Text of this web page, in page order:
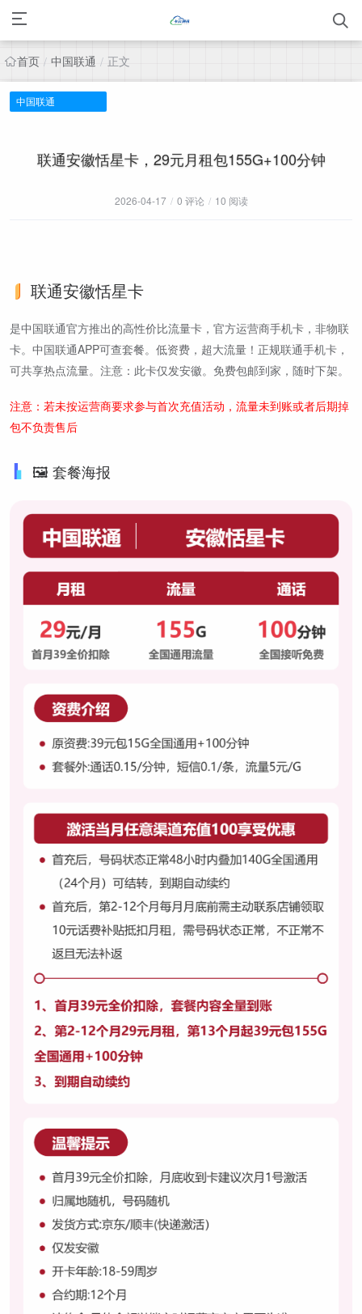
首页 / 中国联通 / 正文
中国联通
联通安徽恬星卡，29元月租包155G+100分钟
2026-04-17 / 0 评论 / 10 阅读
联通安徽恬星卡
是中国联通官方推出的高性价比流量卡，官方运营商手机卡，非物联
卡。中国联通APP可查套餐。低资费，超大流量！正规联通手机卡，
可共享热点流量。注意：此卡仅发安徽。免费包邮到家，随时下架。
注意：若未按运营商要求参与首次充值活动，流量未到账或者后期掉
包不负责售后
🖼️ 套餐海报